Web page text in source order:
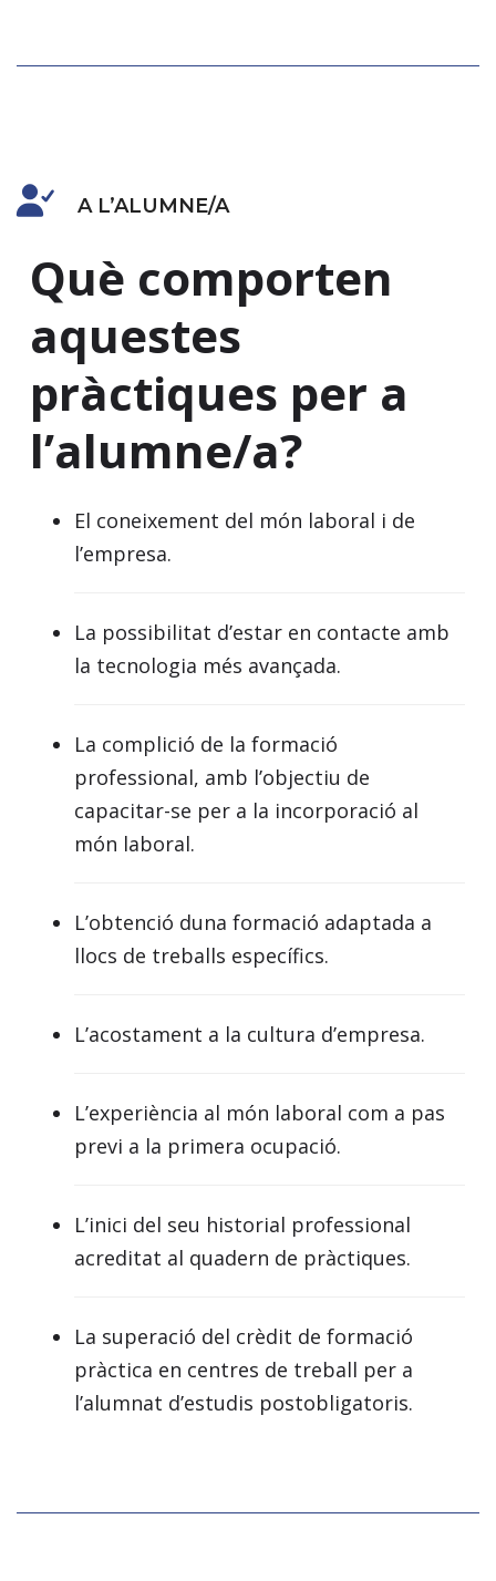
A L’ALUMNE/A
Què comporten
aquestes
pràctiques per a
l’alumne/a?
El coneixement del món laboral i de
l’empresa.
La possibilitat d’estar en contacte amb
la tecnologia més avançada.
La complició de la formació
professional, amb l’objectiu de
capacitar-se per a la incorporació al
món laboral.
L’obtenció duna formació adaptada a
llocs de treballs específics.
L’acostament a la cultura d’empresa.
L’experiència al món laboral com a pas
previ a la primera ocupació.
L’inici del seu historial professional
acreditat al quadern de pràctiques.
La superació del crèdit de formació
pràctica en centres de treball per a
l’alumnat d’estudis postobligatoris.